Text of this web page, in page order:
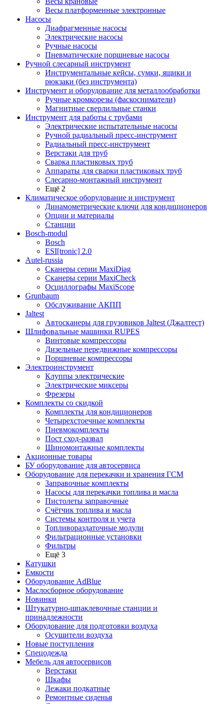
Весы платформенные электронные
Насосы
Диафрагменные насосы
Электрические насосы
Ручные насосы
Пневматические поршневые насосы
Ручной слесарный инструмент
Инструментальные кейсы, сумки, ящики и
рюкзаки (без инструмента)
Инструмент и оборудование для металлообработки
Ручные кромкорезы (фаскосниматели)
Магнитные сверлильные станки
Инструмент для работы с трубами
Электрические испытательные насосы
Ручной радиальный пресс-инструмент
Радиальный пресс-инструмент
Верстаки для труб
Сварка пластиковых труб
Аппараты для сварки пластиковых труб
Слесарно-монтажный инструмент
Ещё 2
Климатическое оборудование и инструмент
Динамометрические ключи для кондиционеров
Опции и материалы
Станции
Bosch-modul
Bosch
ESI[tronic] 2.0
Autel-russia
Сканеры серии MaxiDiag
Сканеры серии MaxiCheck
Осциллографы MaxiScope
Grunbaum
Обслуживание АКПП
Jaltest
Автосканеры для грузовиков Jaltest (Джалтест)
Шлифовальные машинки RUPES
Винтовые компрессоры
Дизельные передвижные компрессоры
Поршневые компрессоры
Электроинструмент
Клуппы электрические
Электрические миксеры
Фрезеры
Комплекты со скидкой
Комплекты для кондиционеров
Четырехстоечные комплекты
Пневмокомплекты
Пост сход-развал
Шиномонтажные комплекты
Акционные товары
БУ оборудование для автосервиса
Оборудование для перекачки и хранения ГСМ
Заправочные комплекты
Насосы для перекачки топлива и масла
Пистолеты заправочные
Счётчик топлива и масла
Системы контроля и учета
Топливораздаточные модули
Фильтрационные установки
Фильтры
Ещё 3
Катушки
Емкости
Оборудование AdBlue
Маслосборное оборудование
Новинки
Штукатурно-шпаклевочные станции и
принадлежности
Оборудование для подготовки воздуха
Осушители воздуха
Новые поступления
Спецодежда
Мебель для автосервисов
Верстаки
Шкафы
Лежаки подкатные
Ремонтные сиденья